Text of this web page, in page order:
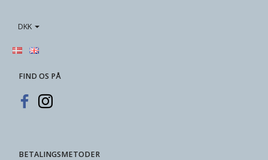
DKK
FIND OS PÅ
BETALINGSMETODER